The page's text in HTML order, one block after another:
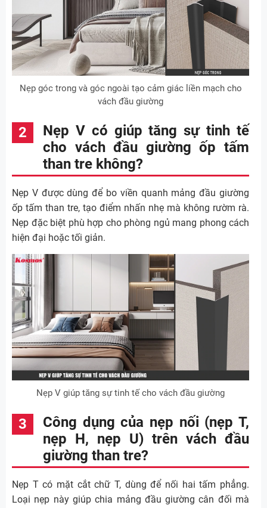
Nẹp góc trong và góc ngoài tạo cảm giác liền mạch cho
vách đầu giường
Nẹp V có giúp tăng sự tinh tế
cho vách đầu giường ốp tấm
than tre không?
Nẹp V được dùng để bo viền quanh mảng đầu giường
ốp tấm than tre, tạo điểm nhấn nhẹ mà không rườm rà.
Nẹp đặc biệt phù hợp cho phòng ngủ mang phong cách
hiện đại hoặc tối giản.
Nẹp V giúp tăng sự tinh tế cho vách đầu giường
Công dụng của nẹp nối (nẹp T,
nẹp H, nẹp U) trên vách đầu
giường than tre?
Nẹp T có mặt cắt chữ T, dùng để nối hai tấm phẳng.
Loại nẹp này giúp chia mảng đầu giường cân đối mà